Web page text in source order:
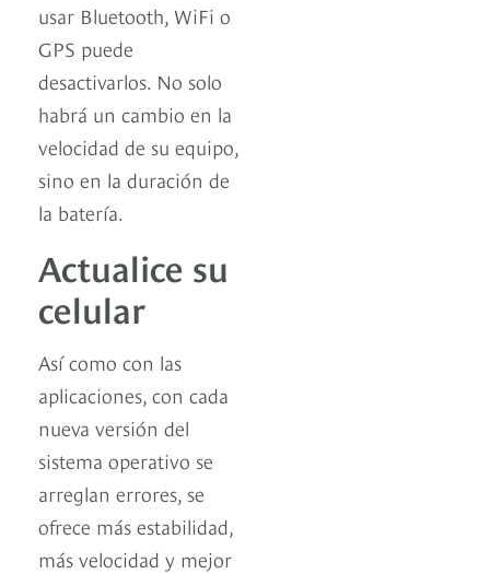
usar Bluetooth, WiFi o
GPS puede
desactivarlos. No solo
habrá un cambio en la
velocidad de su equipo,
sino en la duración de
la batería.
Actualice su
celular
Así como con las
aplicaciones, con cada
nueva versión del
sistema operativo se
arreglan errores, se
ofrece más estabilidad,
más velocidad y mejor